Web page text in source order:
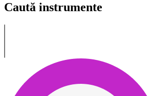
Caută instrumente